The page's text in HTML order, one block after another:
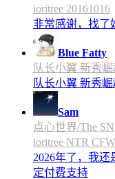
ioritree 20161016
非常感谢，找了
Blue Fatty
队长小翼 新秀
队长小翼 新秀
Sam
点心世界/The
ioritree NTR
2026年了，我还
定付费支持